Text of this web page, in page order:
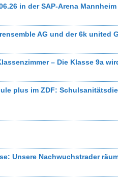
in der SAP-Arena Mannheim
AG und der 6k united
– Die Klasse 9a
plus im ZDF:
Unsere Nachwuchstrader